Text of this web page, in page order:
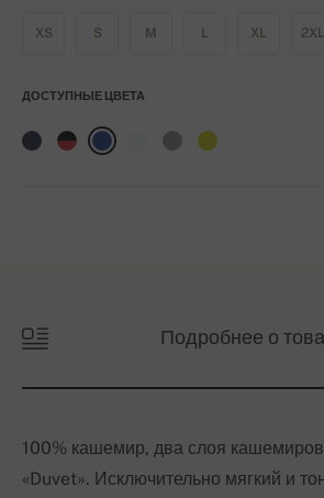
XS S M L XL 2XL
ДОСТУПНЫЕ ЦВЕТА
Подробнее о
100% кашемир, два слоя
«Duvet». Исключительно мягкий и